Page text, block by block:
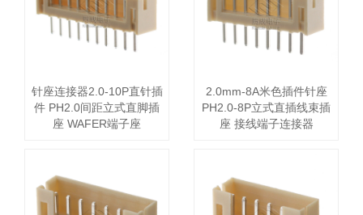
针座连接器2.0-10P直针插
件 PH2.0间距立式直脚插
座 WAFER端子座
2.0mm-8A米色插件针座
PH2.0-8P立式直插线束插
座 接线端子连接器